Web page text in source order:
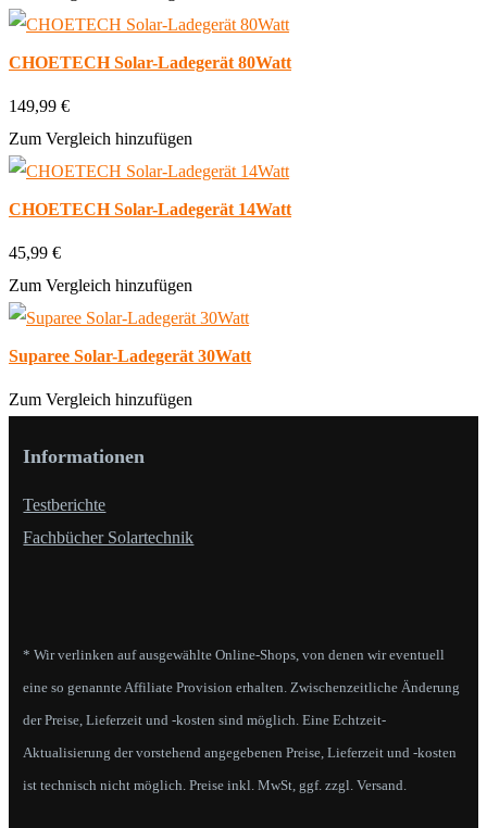
CHOETECH Solar-Ladegerät 80Watt
149,99 €
Zum Vergleich hinzufügen
CHOETECH Solar-Ladegerät 14Watt
45,99 €
Zum Vergleich hinzufügen
Suparee Solar-Ladegerät 30Watt
Zum Vergleich hinzufügen
Informationen
Testberichte
Fachbücher Solartechnik
* Wir verlinken auf ausgewählte Online-Shops, von denen wir eventuell
eine so genannte Affiliate Provision erhalten. Zwischenzeitliche Änderung
der Preise, Lieferzeit und -kosten sind möglich. Eine Echtzeit-
Aktualisierung der vorstehend angegebenen Preise, Lieferzeit und -kosten
ist technisch nicht möglich. Preise inkl. MwSt, ggf. zzgl. Versand.